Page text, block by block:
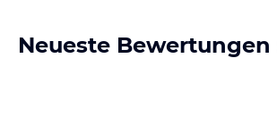
Neueste Bewertungen